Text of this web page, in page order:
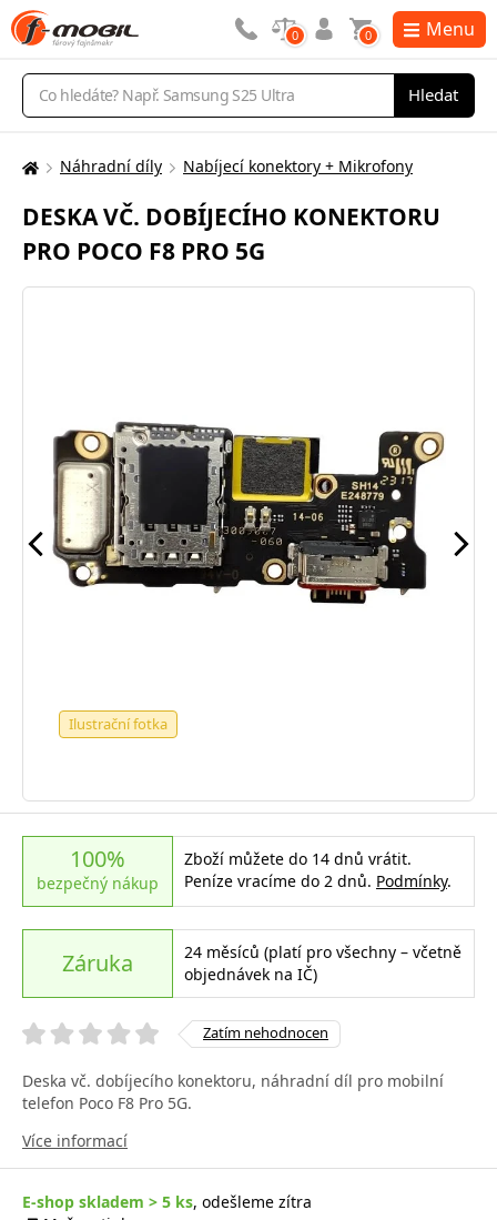
Vyhledávání
Hledat
0 0 Menu
Zde
nacházíte:
Náhradní díly Nabíjecí konektory + Mikrofony
DESKA VČ. DOBÍJECÍHO KONEKTORU
PRO POCO F8 PRO 5G
Ilustrační fotka
100%
bezpečný nákup
Zboží můžete do 14 dnů vrátit.
Peníze vracíme do 2 dnů. Podmínky.
Záruka
24 měsíců (platí pro všechny – včetně
objednávek na IČ)
Zatím nehodnocen
Deska vč. dobíjecího konektoru, náhradní díl pro mobilní
telefon Poco F8 Pro 5G.
Více informací
E-shop skladem > 5 ks, odešleme zítra